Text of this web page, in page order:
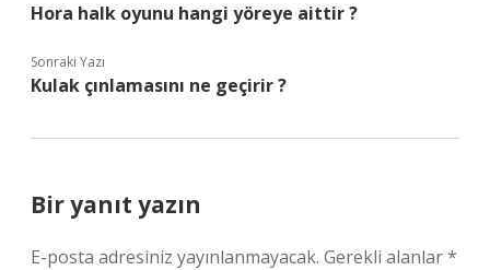
Hora halk oyunu hangi yöreye aittir ?
Sonraki Yazı
Kulak çınlamasını ne geçirir ?
Bir yanıt yazın
E-posta adresiniz yayınlanmayacak. Gerekli alanlar*